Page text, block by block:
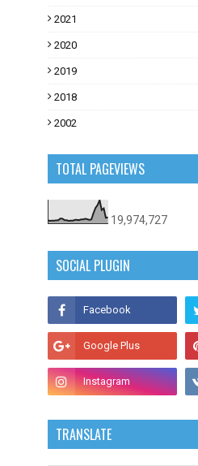
2021
2020
2019
2018
2002
TOTAL PAGEVIEWS
19,974,727
SOCIAL PLUGIN
TRANSLATE